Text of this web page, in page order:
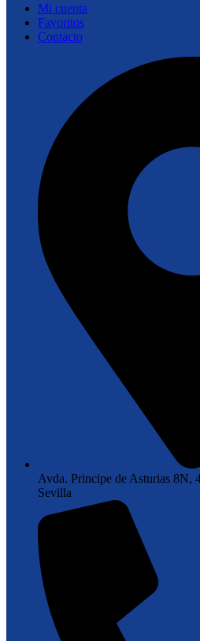
Mi cuenta
Favoritos
Contacto
Avda. Principe de Asturias 8N,
Sevilla